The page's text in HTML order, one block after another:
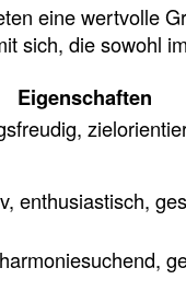
eine wertvolle
sich, die sowohl
Eigenschaften
enthusiastisch,